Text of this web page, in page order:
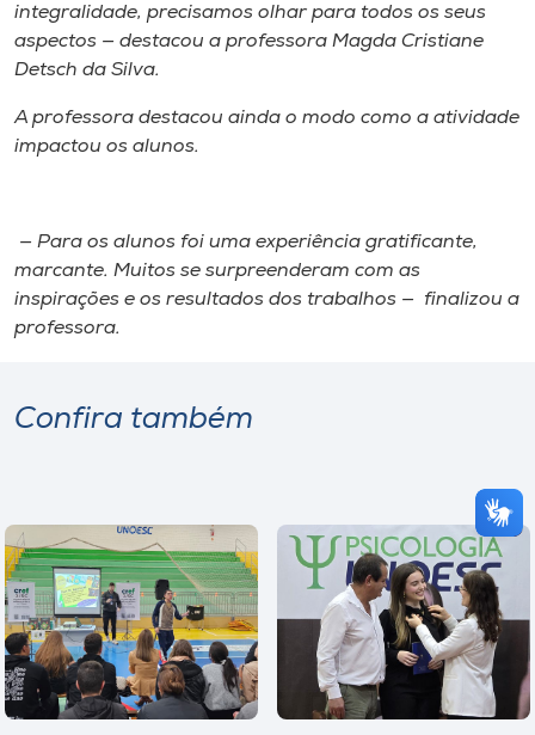
integralidade, precisamos olhar para todos os seus
aspectos — destacou a professora Magda Cristiane
Detsch da Silva.
A professora destacou ainda o modo como a atividade
impactou os alunos.
— Para os alunos foi uma experiência gratificante,
marcante. Muitos se surpreenderam com as
inspirações e os resultados dos trabalhos — finalizou a
professora.
Confira também